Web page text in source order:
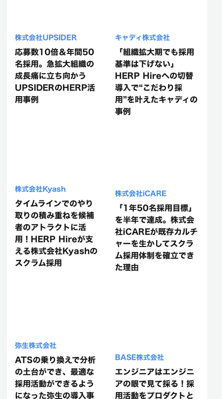
株式会社UPSIDER
応募数10倍＆年間50
名採用。急拡大組織の
成長痛に立ち向かう
UPSIDERのHERP活
用事例
キャディ株式会社
「組織拡大期でも採用
基準は下げない」
HERP Hireへの切替
導入で“こだわり採
用”を叶えたキャディの
事例
株式会社Kyash
タイムラインでのやり
取りの積み重ねを候補
者のアトラクトに活
用！HERP Hireが支
える株式会社Kyashの
スクラム採用
株式会社iCARE
「1年50名採用目標」
を半年で達成。株式会
社iCAREが既存カルチ
ャーを生かしてスクラ
ム採用体制を確立でき
た理由
弥生株式会社
ATSの乗り換えで分析
の土台ができ、最適な
採用活動ができるよう
になった弥生の導入事
BASE株式会社
エンジニアはエンジニ
アの眼で見て採る！採
用活動をプロダクトと